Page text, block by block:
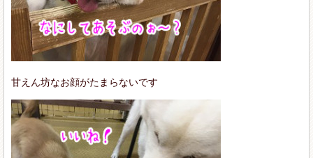
甘えん坊なお顔がたまらないです